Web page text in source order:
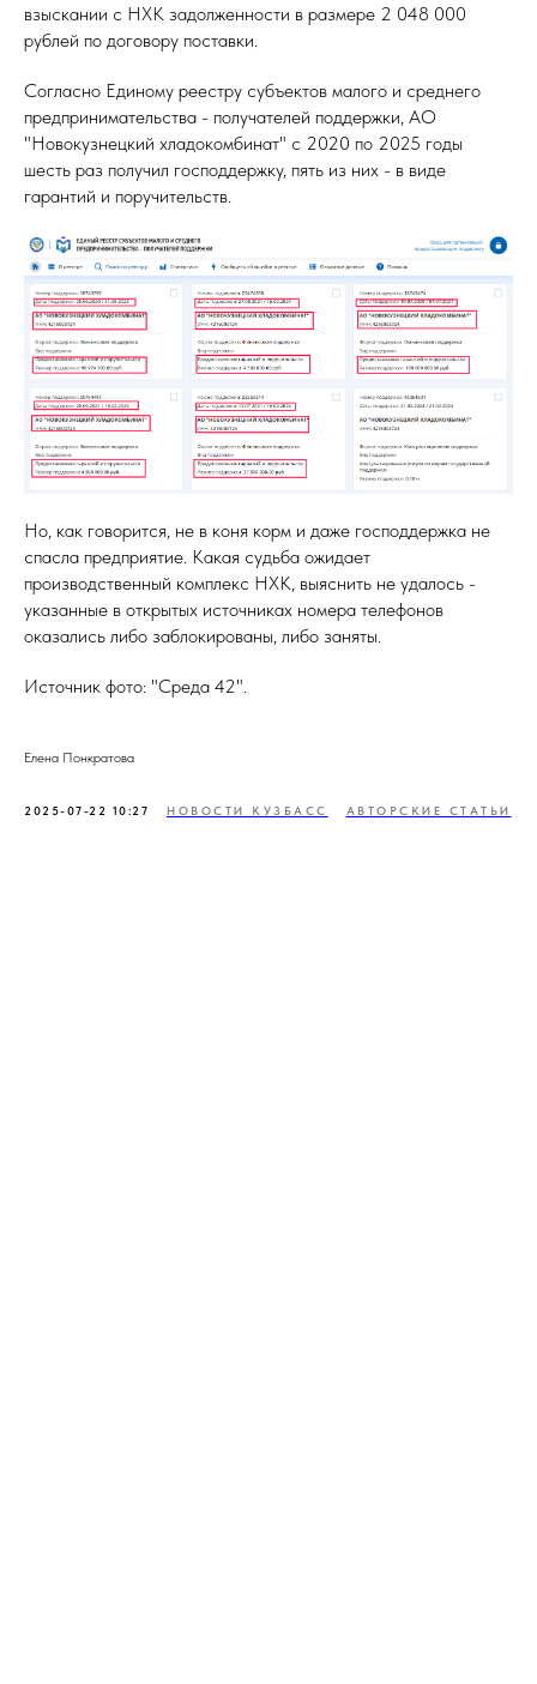
взыскании с НХК задолженности в размере 2 048 000
рублей по договору поставки.
Согласно Единому реестру субъектов малого и среднего
предпринимательства - получателей поддержки, АО
"Новокузнецкий хладокомбинат" с 2020 по 2025 годы
шесть раз получил господдержку, пять из них - в виде
гарантий и поручительств.
Но, как говорится, не в коня корм и даже господдержка не
спасла предприятие. Какая судьба ожидает
производственный комплекс НХК, выяснить не удалось -
указанные в открытых источниках номера телефонов
оказались либо заблокированы, либо заняты.
Источник фото: "Среда 42".
Елена Понкратова
2025-07-22 10:27 НОВОСТИ КУЗБАСС АВТОРСКИЕ СТАТЬИ